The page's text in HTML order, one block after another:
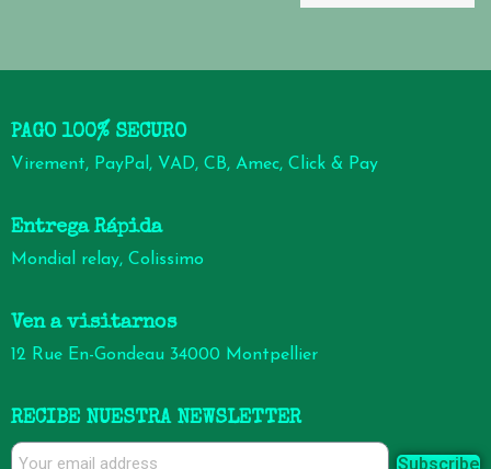
PAGO 100% SECURO
Virement, PayPal, VAD, CB, Amec, Click & Pay
Entrega Rápida
Mondial relay, Colissimo
Ven a visitarnos
12 Rue En-Gondeau 34000 Montpellier
RECIBE NUESTRA NEWSLETTER
Subscribe